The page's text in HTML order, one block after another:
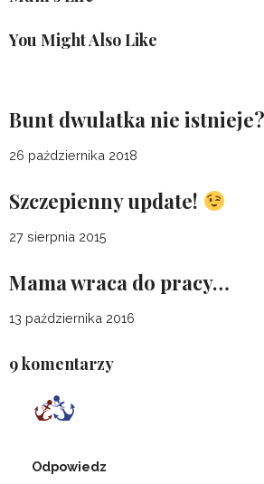
You Might Also Like
Bunt dwulatka nie
26 października 2018
Szczepienny update!
27 sierpnia 2015
Mama wraca do pracy…
13 października 2016
9 komentarzy
Odpowiedz